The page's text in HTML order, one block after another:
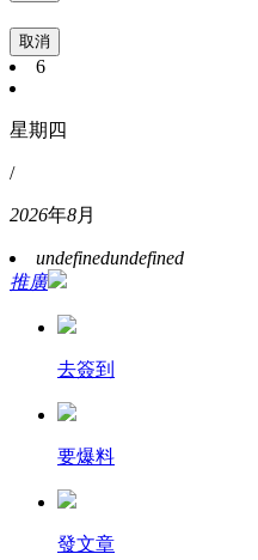
取消
6
星期四
/
2026年8月
undefinedundefined
推廣
去簽到
要爆料
發文章